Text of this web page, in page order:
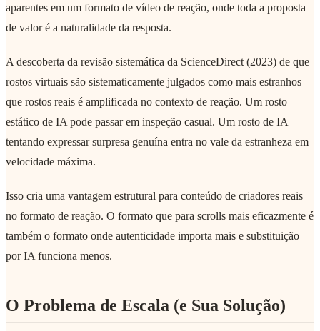
aparentes em um formato de vídeo de reação, onde toda a proposta
de valor é a naturalidade da resposta.
A descoberta da revisão sistemática da ScienceDirect (2023) de que
rostos virtuais são sistematicamente julgados como mais estranhos
que rostos reais é amplificada no contexto de reação. Um rosto
estático de IA pode passar em inspeção casual. Um rosto de IA
tentando expressar surpresa genuína entra no vale da estranheza em
velocidade máxima.
Isso cria uma vantagem estrutural para conteúdo de criadores reais
no formato de reação. O formato que para scrolls mais eficazmente é
também o formato onde autenticidade importa mais e substituição
por IA funciona menos.
O Problema de Escala (e Sua Solução)